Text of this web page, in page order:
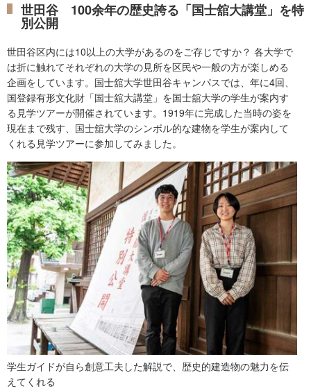
世田谷 100余年の歴史誇る「国士舘大講堂」を特
別公開
世田谷区内には10以上の大学があるのをご存じですか？ 各大学で
は折に触れてそれぞれの大学の見所を区民や一般の方が楽しめる
企画をしています。国士舘大学世田谷キャンパスでは、年に4回、
国登録有形文化財「国士舘大講堂」を国士舘大学の学生が案内す
る見学ツアーが開催されています。1919年に完成した当時の姿を
現在まで残す、国士舘大学のシンボル的な建物を学生が案内して
くれる見学ツアーに参加してみました。
学生ガイドが自ら創意工夫した解説で、歴史的建造物の魅力を伝
えてくれる